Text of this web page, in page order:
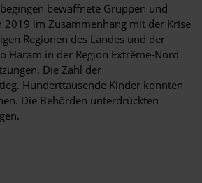
bewaffnete Gruppen und
2019 im Zusammenhang mit der Krise
Regionen des Landes und der
Haram in der Region Extrême-Nord
Die Zahl der
Hunderttausende Kinder konnten
Die Behörden unterdrückten